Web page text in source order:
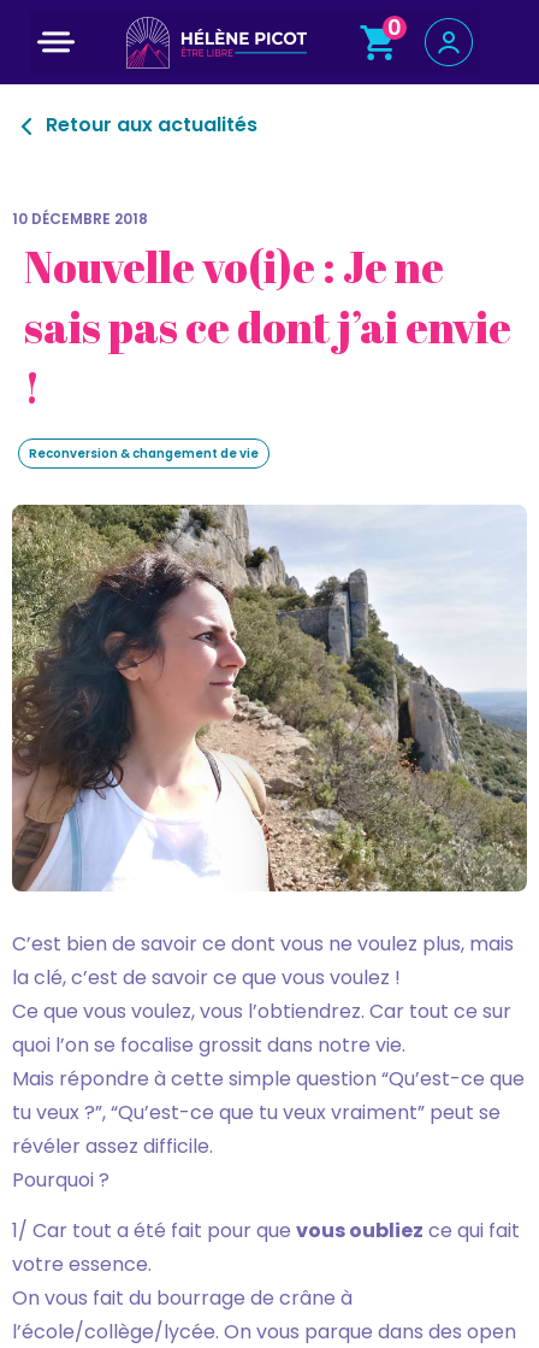
0
Retour aux actualités
10 DÉCEMBRE 2018
Nouvelle vo(i)e : Je ne
sais pas ce dont j’ai envie
!
Reconversion & changement de vie
C’est bien de savoir ce dont vous ne voulez plus, mais
la clé, c’est de savoir ce que vous voulez !
Ce que vous voulez, vous l’obtiendrez. Car tout ce sur
quoi l’on se focalise grossit dans notre vie.
Mais répondre à cette simple question “Qu’est-ce que
tu veux ?”, “Qu’est-ce que tu veux vraiment” peut se
révéler assez difficile.
Pourquoi ?
1/ Car tout a été fait pour que vous oubliez ce qui fait
votre essence.
On vous fait du bourrage de crâne à
l’école/collège/lycée. On vous parque dans des open